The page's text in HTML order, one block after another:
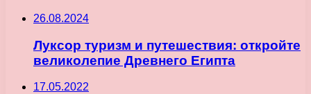
26.08.2024
Луксор туризм и путешествия: откройте
великолепие Древнего Египта
17.05.2022